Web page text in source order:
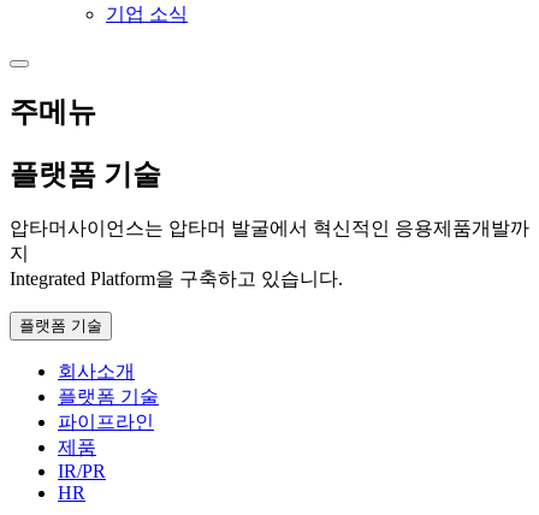
기업 소식
주메뉴
플랫폼 기술
압타머사이언스는 압타머 발굴에서 혁신적인 응용제품개발까
지
Integrated Platform을 구축하고 있습니다.
플랫폼 기술
회사소개
플랫폼 기술
파이프라인
제품
IR/PR
HR